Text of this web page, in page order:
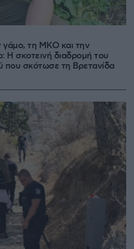
τη ΜΚΟ και την
Η σκοτεινή διαδρομή του
σκότωσε τη Βρετανίδα